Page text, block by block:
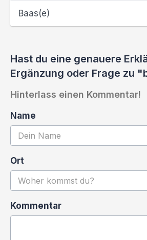
Baas(e)
Hast du eine genauere
Ergänzung oder Frage zu
Hinterlass einen Kommentar!
Name
Ort
Kommentar